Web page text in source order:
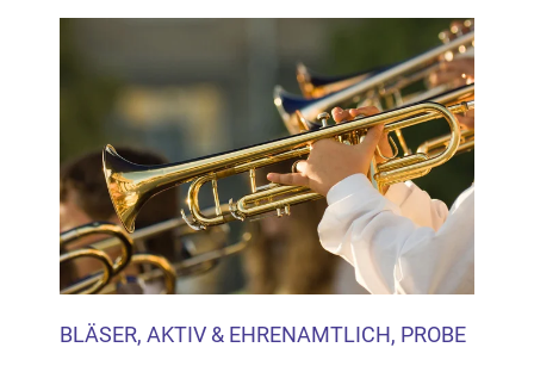
Google Map laden
Mit dem Laden der Karte akzeptieren Sie, dass die
Anwendung Google Maps beim Aktivieren von
Inhalten Cookies auf Ihrem Gerät setzt, z.B. zwecks
Reichweitenmessung und profilbasierter Werbung.
Näheres s.zur Datenschutzerklärung
Hier können Sie Ihre Cookie-
Einstellungen anpassen
BLÄSER, AKTIV & EHRENAMTLICH, PROBE